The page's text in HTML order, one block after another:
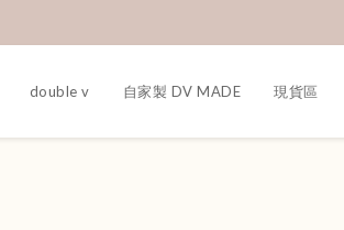
double v 自家製 DV MADE 現貨區